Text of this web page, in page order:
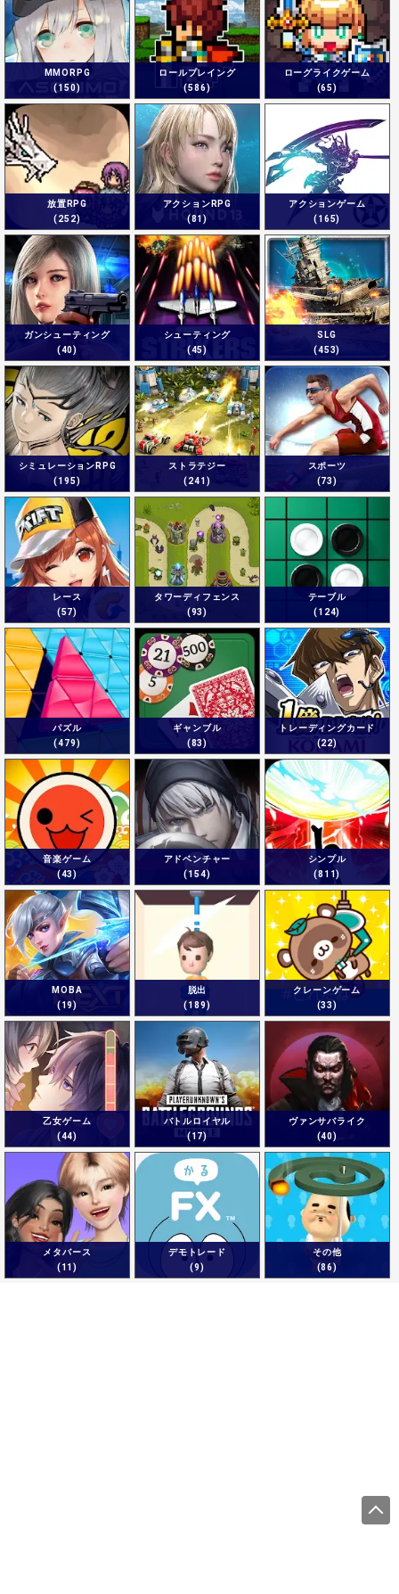
MMORPG
(150)
ロールプレイング
(586)
ローグライクゲーム
(65)
放置RPG
(252)
アクションRPG
(81)
アクションゲーム
(165)
ガンシューティング
(40)
シューティング
(45)
SLG
(453)
シミュレーションRPG
(195)
ストラテジー
(241)
スポーツ
(73)
レース
(57)
タワーディフェンス
(93)
テーブル
(124)
パズル
(479)
ギャンブル
(83)
トレーディングカード
(22)
音楽ゲーム
(43)
アドベンチャー
(154)
シンプル
(811)
MOBA
(19)
脱出
(189)
クレーンゲーム
(33)
乙女ゲーム
(44)
バトルロイヤル
(17)
ヴァンサバライク
(40)
メタバース
(11)
デモトレード
(9)
その他
(86)